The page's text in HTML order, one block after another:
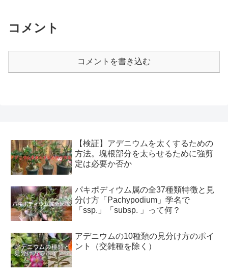
コメント
コメントを書き込む
【検証】アデニウムを太くするための
方法。塊根部分を太らせるために強剪
定は必要か否か
パキポディウム属の全37種類特徴と見
分け方「Pachypodium」学名で
「ssp.」「subsp. 」って何？
アデニウムの10種類の見分け方のポイ
ント（交雑種を除く）